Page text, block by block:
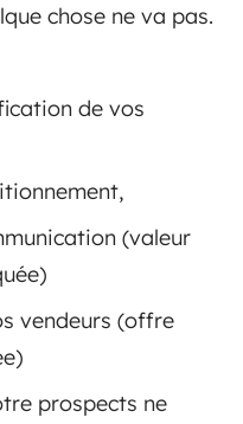
chose ne va pas.
de vos
(valeur
vendeurs (offre
prospects ne